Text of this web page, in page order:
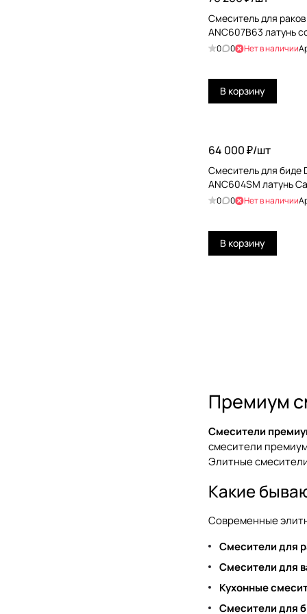
Смеситель для
ANC607B63 латунь
0 0 Нет в наличии
В корзину
64 000 ₽/шт
Смеситель для биде
ANC604SM латунь
0 0 Нет в наличии
В корзину
Премиум
Смесители
смесители
Элитные
Какие
Современные
Смесители для
Смесители для
Кухонные
Смесители для